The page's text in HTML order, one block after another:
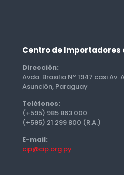
Centro de Importadores
Dirección:
Avda. Brasilia Nº 1947 casi Av.
Asunción, Paraguay
Teléfonos:
(+595) 985 863 000
(+595) 21 299 800 (R.A.)
E-mail:
cip@cip.org.py